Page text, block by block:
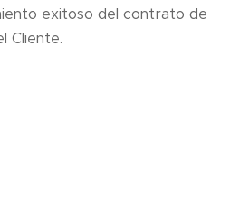
exitoso del contrato de
Cliente.